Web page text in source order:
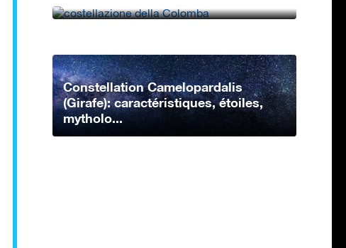
Constellation Camelopardalis
(Girafe): caractéristiques, étoiles,
mytholo...